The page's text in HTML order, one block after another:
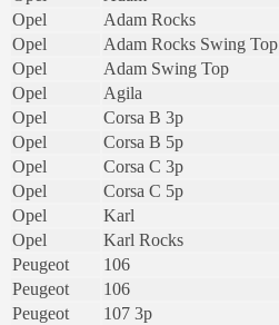
Opel
Adam Rocks
Opel
Adam Rocks Swing Top
Opel
Adam Swing Top
Opel
Agila
Opel
Corsa B 3p
Opel
Corsa B 5p
Opel
Corsa C 3p
Opel
Corsa C 5p
Opel
Karl
Opel
Karl Rocks
Peugeot
106
Peugeot
106
Peugeot
107 3p